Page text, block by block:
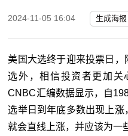
2024-11-05 16:04 生成海报
美国大选终于迎来投票日
选外，相信投资者更加关
CNBC汇编数据显示，自
选举日到年底多数出现上
就会直线上涨，并应该为一